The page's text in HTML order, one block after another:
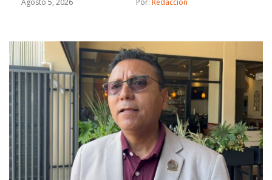
Agosto 5, 2026 Por: Redacción